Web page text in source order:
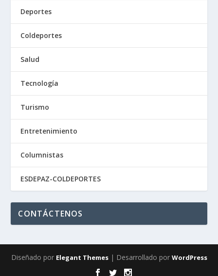
Deportes
Coldeportes
Salud
Tecnología
Turismo
Entretenimiento
Columnistas
ESDEPAZ-COLDEPORTES
CONTÁCTENOS
Diseñado por Elegant Themes| Desarrollado por WordPress